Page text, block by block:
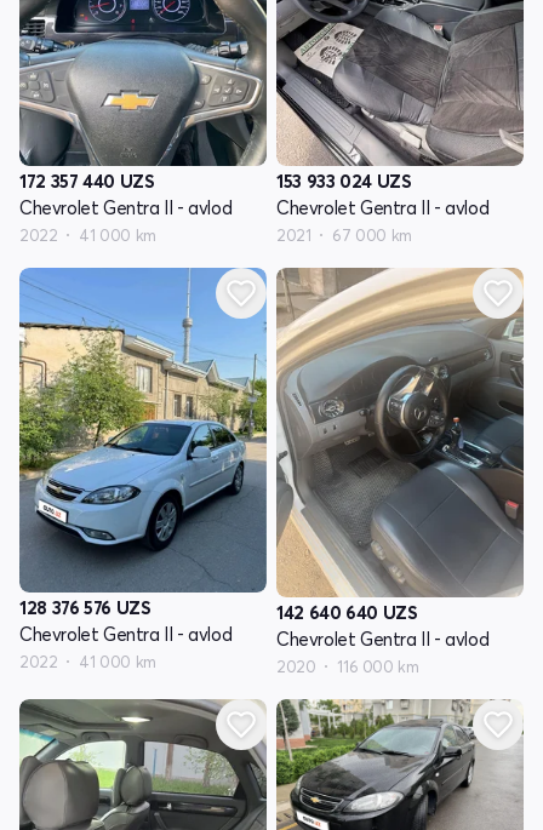
172 357 440 UZS
Chevrolet Gentra II - avlod
2022 41 000 km
153 933 024 UZS
Chevrolet Gentra II - avlod
2021 67 000 km
128 376 576 UZS
Chevrolet Gentra II - avlod
2022 41 000 km
142 640 640 UZS
Chevrolet Gentra II - avlod
2020 116 000 km